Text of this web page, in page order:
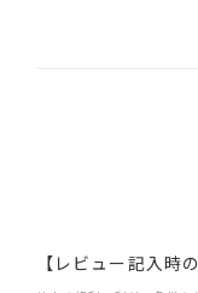
【レビュー記入時